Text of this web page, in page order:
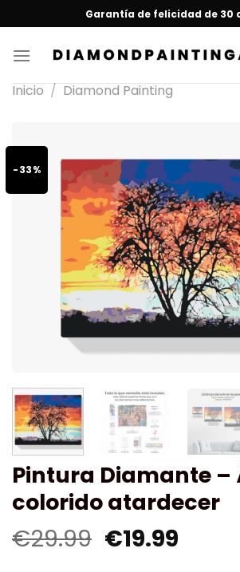
Garantía de felicidad de 30
Inicio / Diamond Painting
-33%
Pintura Diamante –
colorido atardecer
€29.99 €19.99